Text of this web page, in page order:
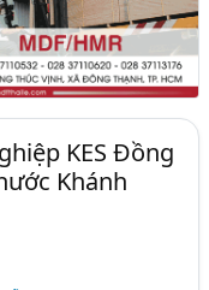
KES Đồng
Khánh